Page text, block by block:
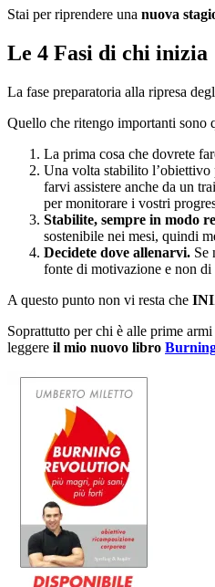
Stai per riprendere una nuova
Le 4 Fasi di chi inizia
La fase preparatoria alla ripresa
Quello che ritengo importanti sono
La prima cosa che dovrete
Una volta stabilito l’obiettivo
farvi assistere anche da un
per monitorare i vostri
Stabilite, sempre in modo
sostenibile nei mesi, quindi
Decidete dove allenarvi. Se
fonte di motivazione e non di
A questo punto non vi resta che
Soprattutto per chi è alle prime armi
leggere il mio nuovo libro